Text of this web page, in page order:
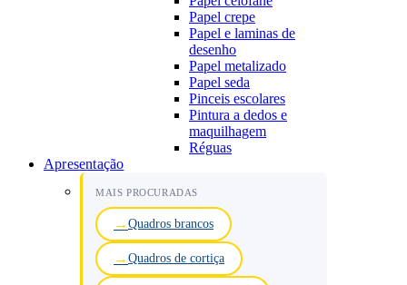
Papel crepe
Papel e laminas de
desenho
Papel metalizado
Papel seda
Pinceis escolares
Pintura a dedos e
maquilhagem
Réguas
Apresentação
MAIS PROCURADAS
Quadros brancos
Quadros de cortiça